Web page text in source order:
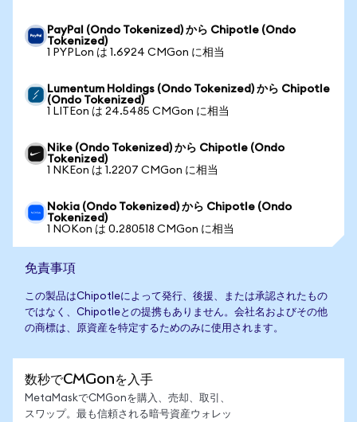
PayPal (Ondo Tokenized) から Chipotle (Ondo
Tokenized)
1 PYPLon は 1.6924 CMGon に相当
Lumentum Holdings (Ondo Tokenized) から Chipotle
(Ondo Tokenized)
1 LITEon は 24.5485 CMGon に相当
Nike (Ondo Tokenized) から Chipotle (Ondo
Tokenized)
1 NKEon は 1.2207 CMGon に相当
Nokia (Ondo Tokenized) から Chipotle (Ondo
Tokenized)
1 NOKon は 0.280518 CMGon に相当
免責事項
この製品はChipotleによって発行、後援、または承認されたもの
ではなく、Chipotleとの提携もありません。会社名およびその他
の商標は、原資産を特定するためのみに使用されます。
数秒でCMGonを入手
MetaMaskでCMGonを購入、売却、取引、
スワップ。最も信頼される暗号資産ウォレッ